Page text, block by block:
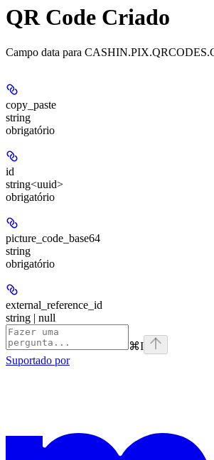
QR Code Criado
Campo data para
copy_paste
string
obrigatório
id
string<uuid>
obrigatório
picture_code_base64
string
obrigatório
external_reference_id
string | null
⌘I
Suportado por